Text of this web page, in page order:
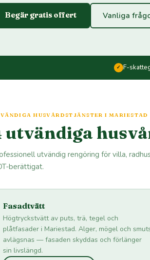
Begär gratis offert Vanliga
✓ F-
HUSVÅRDSTJÄNSTER I MARIESTAD
utvändiga
utvändig rengöring för villa,
berättigat.
Fasadtvätt
Högtryckstvätt av puts, trä, tegel och
plåtfasader i Mariestad. Alger, mögel och
avlägsnas — fasaden skyddas och förlänger
sin livslängd.